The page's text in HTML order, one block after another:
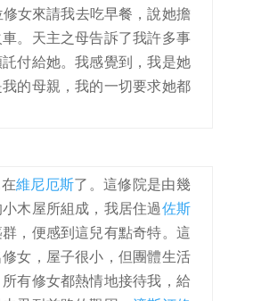
修女來請我去吃早餐，說她擔
。天主之母告訴了我許多事
付給她。我感覺到，我是她
的母親，我的一切要求她都
維尼厄斯了。這修院是由幾
木屋所組成，我居住過佐斯
，便感到這兒有點奇特。這
女，屋子很小，但團體生活
有修女都熱情地接待我，給